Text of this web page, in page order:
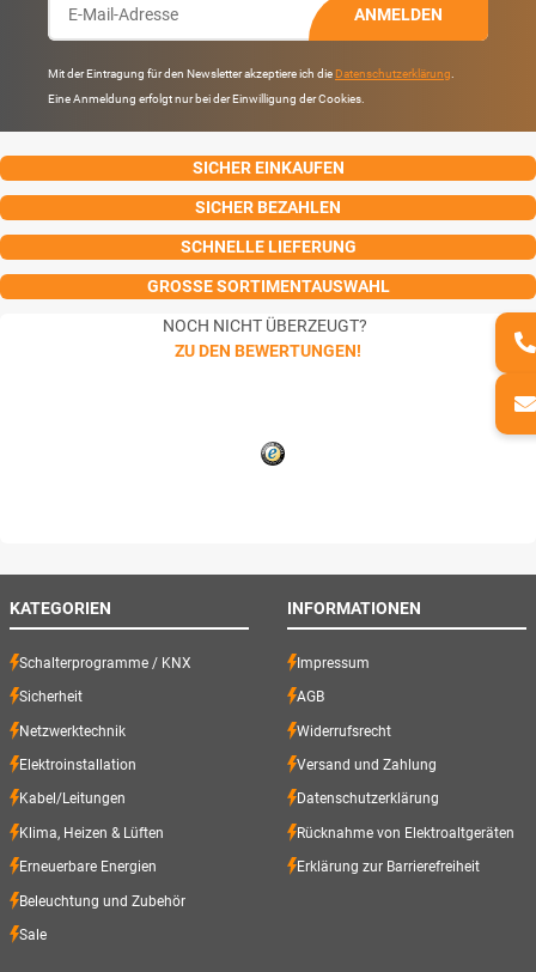
ANMELDEN
Mit der Eintragung für den Newsletter akzeptiere ich die Datenschutzerklärung
Eine Anmeldung erfolgt nur bei der Einwilligung der Cookies.
SICHER EINKAUFEN
SICHER BEZAHLEN
SCHNELLE LIEFERUNG
GROSSE SORTIMENTAUSWAHL
NOCH NICHT ÜBERZEUGT?
ZU DEN BEWERTUNGEN!
KATEGORIEN
Schalterprogramme / KNX
Sicherheit
Netzwerktechnik
Elektroinstallation
Kabel/Leitungen
Klima, Heizen & Lüften
Erneuerbare Energien
Beleuchtung und Zubehör
Sale
INFORMATIONEN
Impressum
AGB
Widerrufsrecht
Versand und Zahlung
Datenschutzerklärung
Rücknahme von Elektroaltgeräten
Erklärung zur Barrierefreiheit